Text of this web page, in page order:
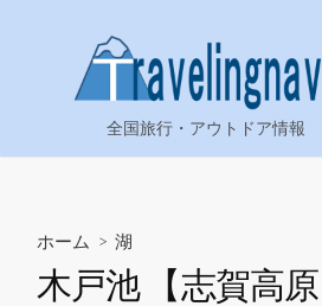
へ
全国旅行・アウトドア情報
ホーム > 湖
木戸池 【志賀高